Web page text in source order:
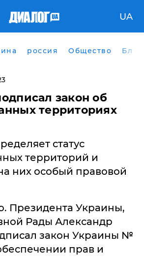
UA
россия Общество
закон об
территориях
статус
территорий и
них особый правовой
Президента Украины,
Рады Александр
закон Украины №
прав и